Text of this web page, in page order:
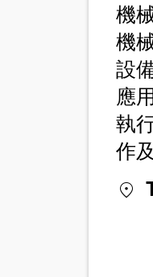
機
機
設
應
執
作
location_on